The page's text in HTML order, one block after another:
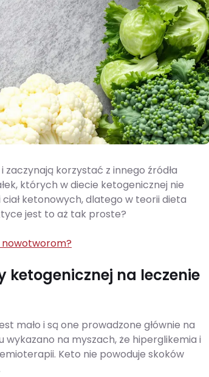
korzystać z innego źródła
których w diecie ketogenicznej nie
ketonowych, dlatego w teorii dieta
jest to aż tak proste?
nowotworom?
na leczenie
mało i są one prowadzone głównie na
wykazano na myszach, że hiperglikemia i
Keto nie powoduje skoków